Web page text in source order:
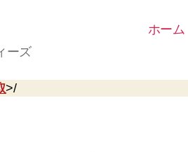
ーズ
ホーム
>/